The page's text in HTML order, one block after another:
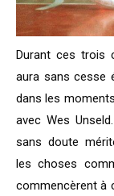
Durant ces trois
aura sans cesse
dans les
avec Wes
sans doute
les choses
commencèrent à